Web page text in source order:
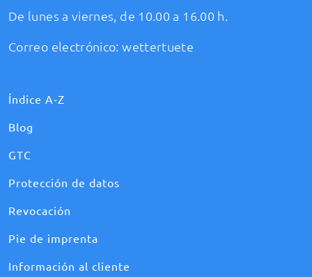
De lunes a viernes, de 10.00 a 16.00 h.
Correo electrónico:wettertuete
Índice A-Z
Blog
GTC
Protección de datos
Revocación
Pie de imprenta
Información al cliente